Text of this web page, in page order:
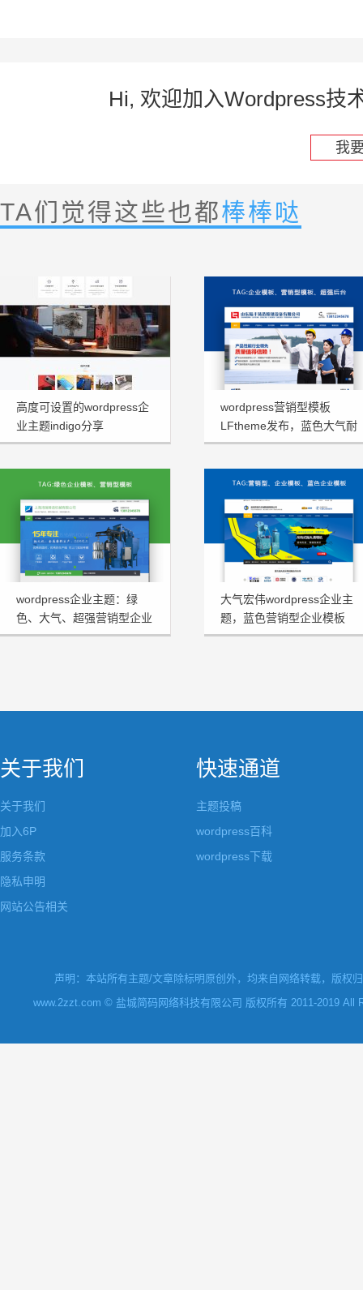
Hi, 欢迎加入Wordpress技
我
TA们觉得这些也都棒棒哒
高度可设置的wordpress企
业主题indigo分享
wordpress营销型模板
LFtheme发布，蓝色大气耐
看型首选
wordpress企业主题：绿
色、大气、超强营销型企业
模板HRtheme发布
大气宏伟wordpress企业主
题，蓝色营销型企业模板
HJtheme发布
关于我们
关于我们
加入6P
服务条款
隐私申明
网站公告相关
快速通道
主题投稿
wordpress百科
wordpress下载
声明：本站所有主题/文章除标明原创外，均来自网络转载，版权
www.2zzt.com © 盐城简码网络科技有限公司 版权所有 2011-2019